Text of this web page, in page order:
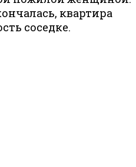
квартира
соседке.